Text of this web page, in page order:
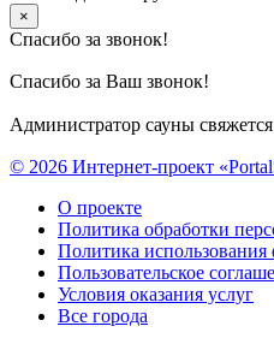
×
Спасибо за звонок!
Спасибо за Ваш звонок!
Администратор сауны
© 2026 Интернет-проект
О проекте
Политика обработки
Политика использования
Пользовательское
Условия оказания услуг
Все города